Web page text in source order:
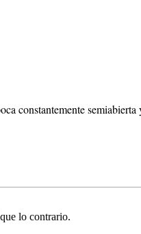
constantemente semiabierta
lo contrario.